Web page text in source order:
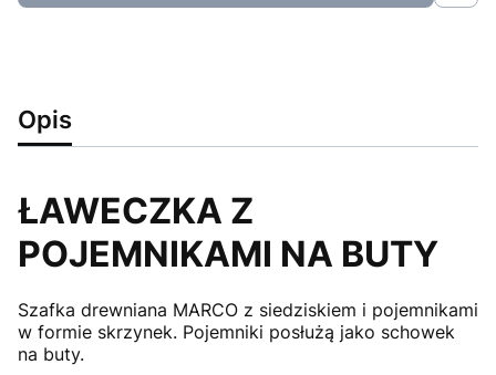
Opis
ŁAWECZKA Z
POJEMNIKAMI NA BUTY
Szafka drewniana MARCO z siedziskiem i pojemnikami
w formie skrzynek. Pojemniki posłużą jako schowek
na buty.